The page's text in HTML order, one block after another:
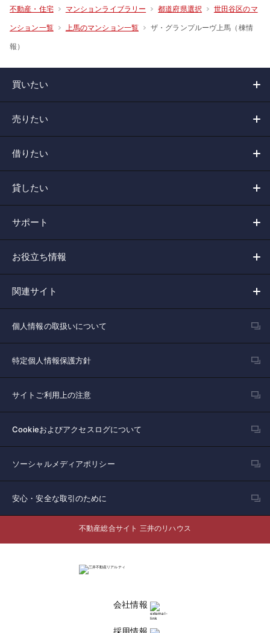
不動産・住宅 マンションライブラリー 都道府県選択 世田谷区のマ
ンション一覧 上馬のマンション一覧 ザ・グランプルーヴ上馬（棟情
報）
買いたい
売りたい
借りたい
貸したい
サポート
お役立ち情報
関連サイト
個人情報の取扱いについて
特定個人情報保護方針
サイトご利用上の注意
Cookieおよびアクセスログについて
ソーシャルメディアポリシー
安心・安全な取引のために
不動産総合サイト 三井のリハウス
会社情報
採用情報